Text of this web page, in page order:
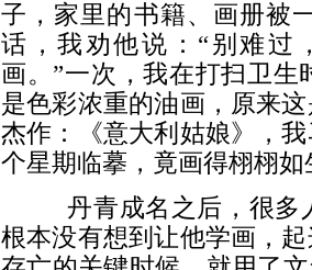
子，家里的书籍、画册被
话，我劝他说：“别难过
画。”一次，我在打扫卫
是色彩浓重的油画，原来
杰作：《意大利姑娘》，
个星期临摹，竟画得栩栩如
丹青成名之后，很多人
根本没有想到让他学画，